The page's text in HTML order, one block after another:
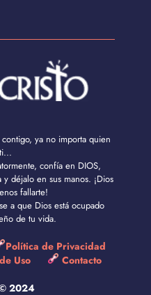
ya no importa quien
confía en DIOS,
déjalo en sus manos. ¡Dios
fallarte!
a que Dios está ocupado
de tu vida.
Política de Privacidad
Uso
Contacto
2024